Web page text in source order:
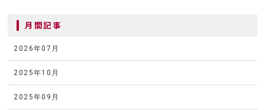
月間記事
2026年07月
2025年10月
2025年09月